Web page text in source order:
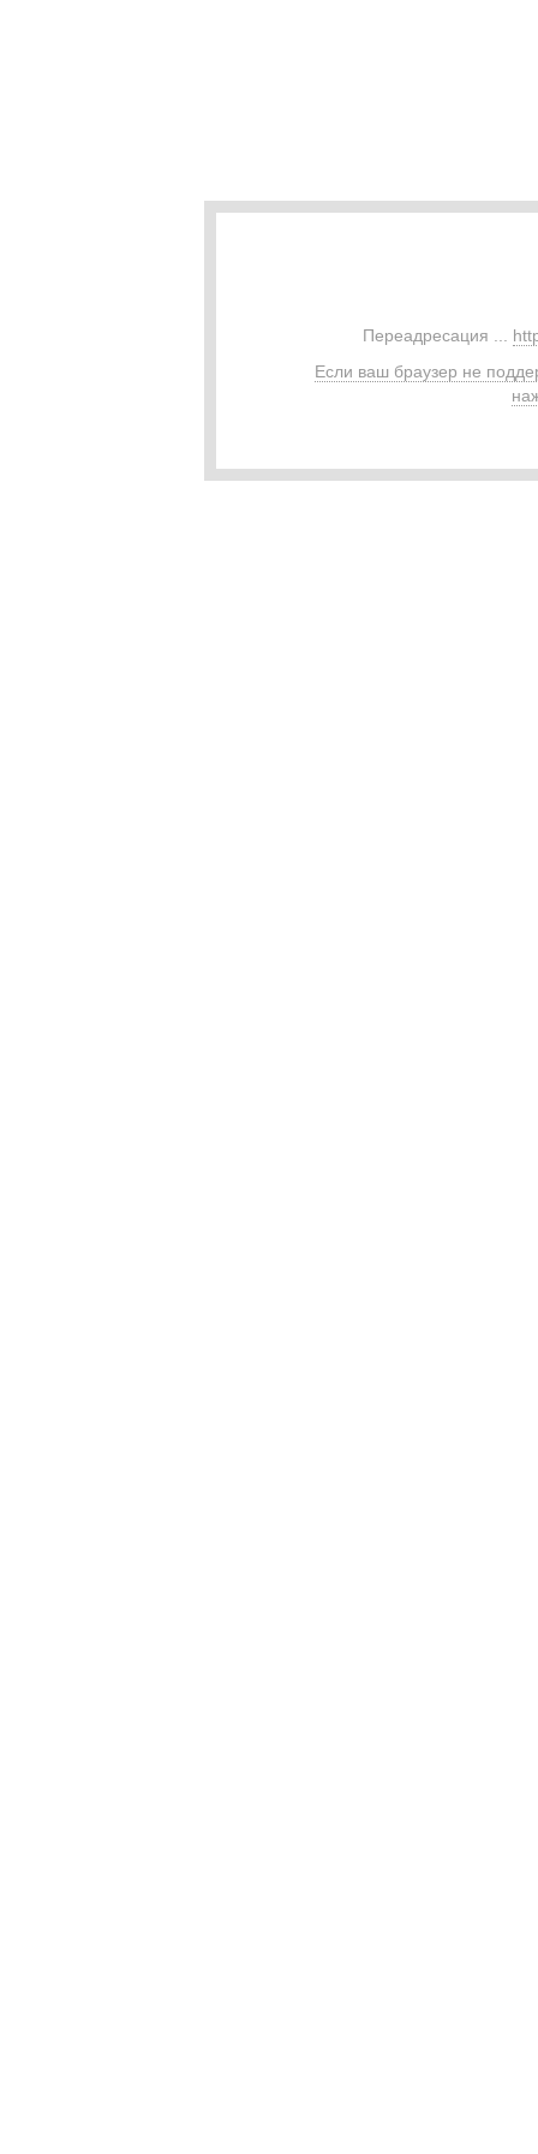
Переадресация ...
Если ваш браузер не